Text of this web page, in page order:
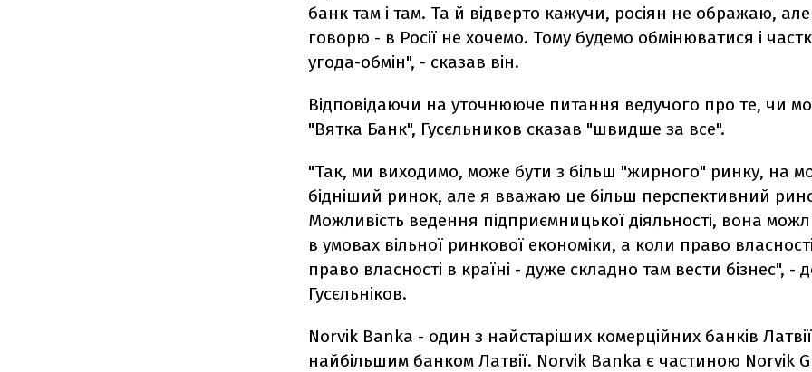
банк там і там. Та й відверто кажучи, росіян не ображаю, але
говорю - в Росії не хочемо. Тому будемо обмінюватися і
угода-обмін", - сказав він.
Відповідаючи на уточнююче питання ведучого про те, чи
"Вятка Банк", Гусєльников сказав "швидше за все".
"Так, ми виходимо, може бути з більш "жирного" ринку, на
бідніший ринок, але я вважаю це більш перспективний
Можливість ведення підприємницької діяльності, вона
в умовах вільної ринкової економіки, а коли право
право власності в країні - дуже складно там вести бізнес", -
Гусєльніков.
Norvik Banka - один з найстаріших комерційних банків
найбільшим банком Латвії. Norvik Banka є частиною Norvik